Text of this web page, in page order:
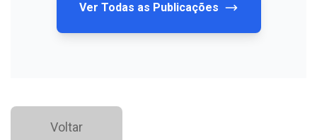
Ver Todas as Publicações
Voltar